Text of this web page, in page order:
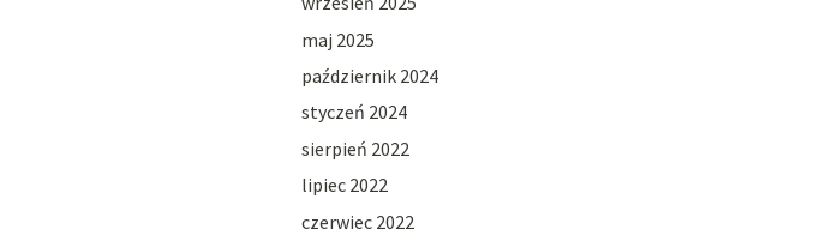
maj 2025
październik 2024
styczeń 2024
sierpień 2022
lipiec 2022
czerwiec 2022